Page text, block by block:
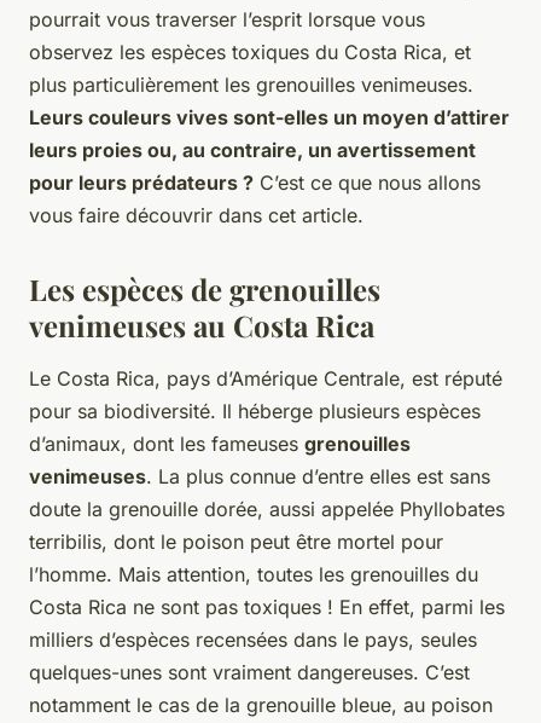
pourrait vous traverser l’esprit lorsque vous
observez les espèces toxiques du Costa Rica, et
plus particulièrement les grenouilles venimeuses.
Leurs couleurs vives sont-elles un moyen d’attirer
leurs proies ou, au contraire, un avertissement
pour leurs prédateurs ? C’est ce que nous allons
vous faire découvrir dans cet article.
Les espèces de grenouilles
venimeuses au Costa Rica
Le Costa Rica, pays d’Amérique Centrale, est réputé
pour sa biodiversité. Il héberge plusieurs espèces
d’animaux, dont les fameuses grenouilles
venimeuses. La plus connue d’entre elles est sans
doute la grenouille dorée, aussi appelée Phyllobates
terribilis, dont le poison peut être mortel pour
l’homme. Mais attention, toutes les grenouilles du
Costa Rica ne sont pas toxiques ! En effet, parmi les
milliers d’espèces recensées dans le pays, seules
quelques-unes sont vraiment dangereuses. C’est
notamment le cas de la grenouille bleue, au poison